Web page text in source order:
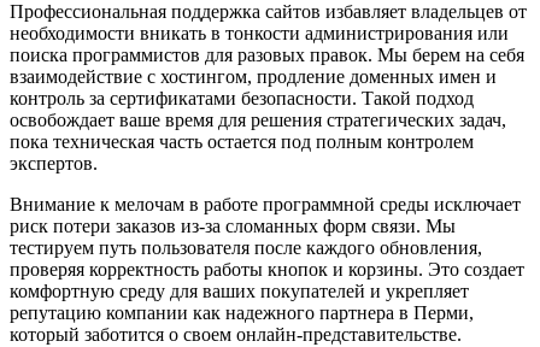
Профессиональная поддержка сайтов избавляет владельцев от
необходимости вникать в тонкости администрирования или
поиска программистов для разовых правок. Мы берем на себя
взаимодействие с хостингом, продление доменных имен и
контроль за сертификатами безопасности. Такой подход
освобождает ваше время для решения стратегических задач,
пока техническая часть остается под полным контролем
экспертов.
Внимание к мелочам в работе программной среды исключает
риск потери заказов из-за сломанных форм связи. Мы
тестируем путь пользователя после каждого обновления,
проверяя корректность работы кнопок и корзины. Это создает
комфортную среду для ваших покупателей и укрепляет
репутацию компании как надежного партнера в Перми,
который заботится о своем онлайн-представительстве.